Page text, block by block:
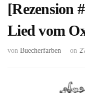
[Rezension
Lied vom
von Buecherfarben on